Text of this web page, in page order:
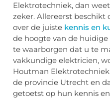
Elektrotechniek, dan
zeker. Allereerst beschikt
over de juiste kennis en
de hoogte van de
te waarborgen dat u te
vakkundige elektricien,
Houtman
de provincie Utrecht en
getoetst op hun kennis